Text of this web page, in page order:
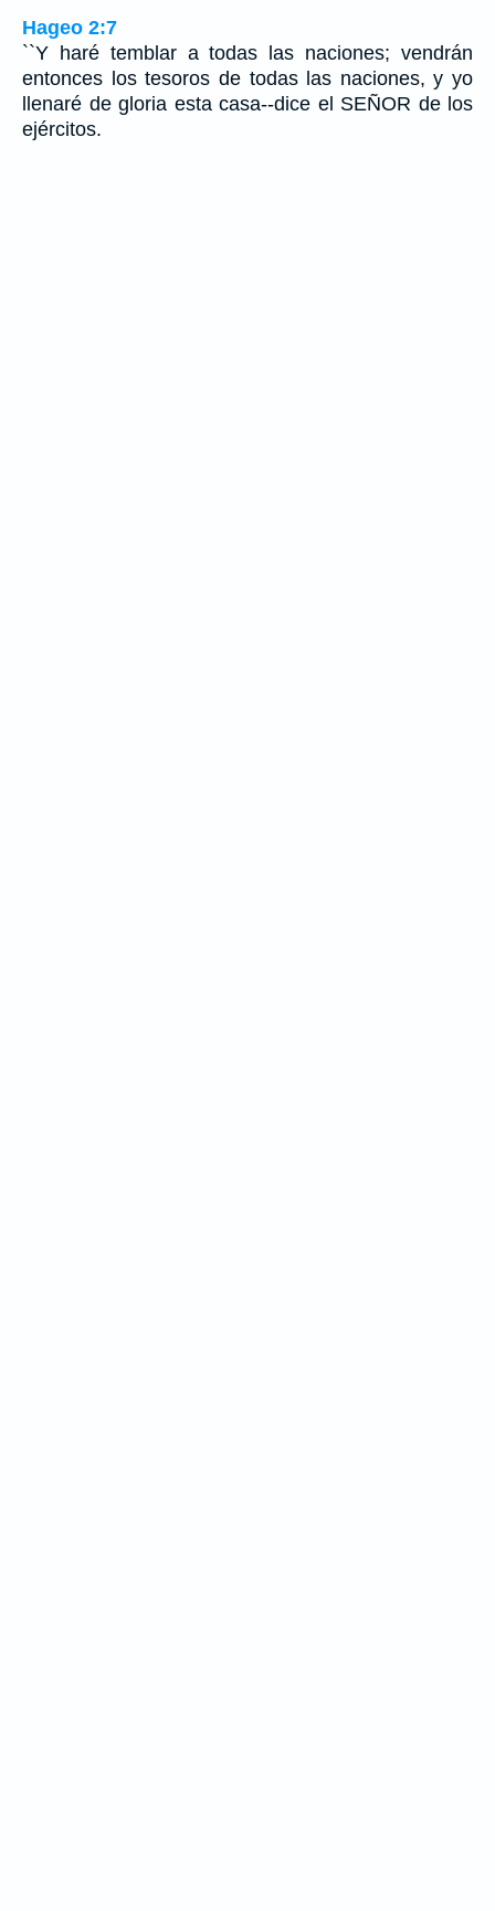
Hageo 2:7
``Y haré temblar a todas las naciones; vendrán
entonces los tesoros de todas las naciones, y yo
llenaré de gloria esta casa--dice el SEÑOR de los
ejércitos.